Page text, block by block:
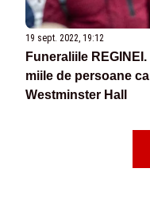
19 sept. 2022, 19:12
Funeraliile
miile de persoane
Westminster Hall